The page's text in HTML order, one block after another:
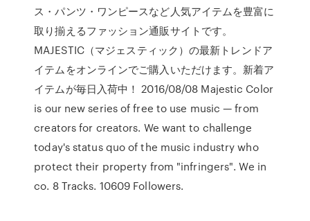
ス・パンツ・ワンピースなど人気アイテムを豊富に
取り揃えるファッション通販サイトです。
MAJESTIC（マジェスティック）の最新トレンドア
イテムをオンラインでご購入いただけます。新着ア
イテムが毎日入荷中！ 2016/08/08 Majestic Color
is our new series of free to use music — from
creators for creators. We want to challenge
today's status quo of the music industry who
protect their property from "infringers". We in
co. 8 Tracks. 10609 Followers.